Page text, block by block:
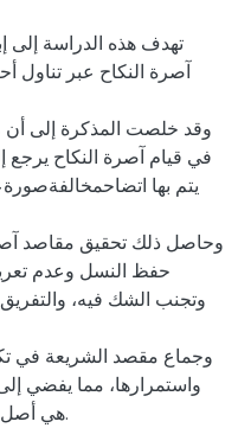
تهدف هذه الدراسة إلى
آصرة النكاح عبر تناول
وقد خلصت المذكرة إلى أن
في قيام آصرة النكاح يرجع
يتم بها
وحاصل ذلك تحقيق مقاصد
حفظ النسل وعدم
وتجنب الشك فيه، والتفريق
وجماع مقصد الشريعة في
واستمرارها، مما يفضي
هي أصل